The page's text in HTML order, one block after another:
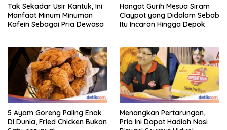
Tak Sekadar Usir Kantuk, Ini
Manfaat Minum Minuman
Kafein Sebagai Pria Dewasa
Hangat Gurih Mesua Siram
Claypot yang Didalam Sebab
Itu Incaran Hingga Depok
5 Ayam Goreng Paling Enak
Di Dunia, Fried Chicken Bukan
Menangkan Pertarungan,
Pria Ini Dapat Hadiah Nasi